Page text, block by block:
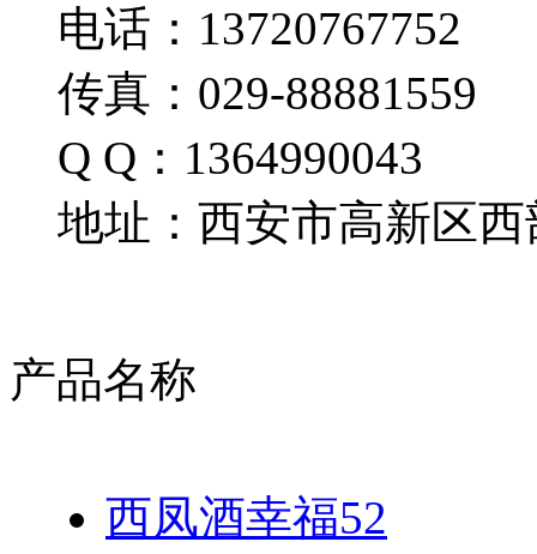
电话：13720767752
传真：029-88881559
Q Q：1364990043
地址：西安市高新区西
产品名称
西凤酒幸福52